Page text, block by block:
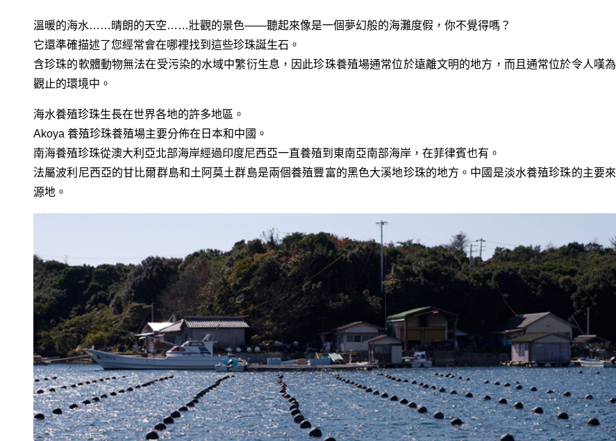
溫暖的海水……晴朗的天空……壯觀的景色——聽起來像是一個夢幻般的海灘度假，你不覺得嗎？
它還準確描述了您經常會在哪裡找到這些珍珠誕生石。
含珍珠的軟體動物無法在受污染的水域中繁衍生息，因此珍珠養殖場通常位於遠離文明的地方，而且通常位於令人嘆為
觀止的環境中。
海水養殖珍珠生長在世界各地的許多地區。
Akoya 養殖珍珠養殖場主要分佈在日本和中國。
南海養殖珍珠從澳大利亞北部海岸經過印度尼西亞一直養殖到東南亞南部海岸，在菲律賓也有。
法屬波利尼西亞的甘比爾群島和土阿莫土群島是兩個養殖豐富的黑色大溪地珍珠的地方。中國是淡水養殖珍珠的主要來
源地。